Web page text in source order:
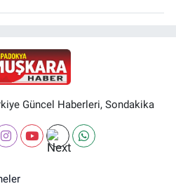
Güncel Haberleri, Sondakika